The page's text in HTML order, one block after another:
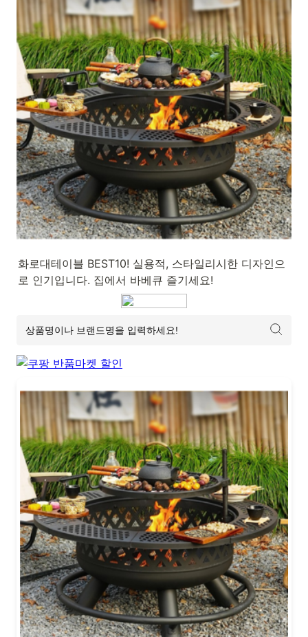
화로대테이블 BEST10! 실용적, 스타일리시한 디자인으
로 인기입니다. 집에서 바베큐 즐기세요!